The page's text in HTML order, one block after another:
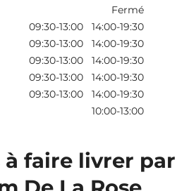
Fermé
09:30-13:00 14:00-19:30
09:30-13:00 14:00-19:30
09:30-13:00 14:00-19:30
09:30-13:00 14:00-19:30
09:30-13:00 14:00-19:30
10:00-13:00
à faire livrer par